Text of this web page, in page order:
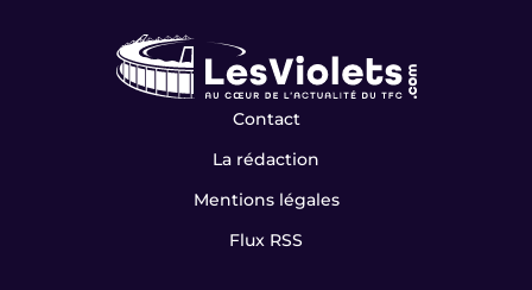
Contact
La rédaction
Mentions légales
Flux RSS